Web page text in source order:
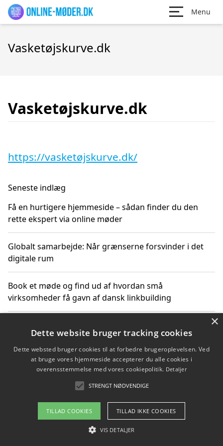
Menu
Vasketøjskurve.dk
Vasketøjskurve.dk
https://vasketøjskurve.dk/
Seneste indlæg
Få en hurtigere hjemmeside – sådan finder du den
rette ekspert via online møder
Globalt samarbejde: Når grænserne forsvinder i det
digitale rum
Book et møde og find ud af hvordan små
virksomheder få gavn af dansk linkbuilding
får du indgår et samarbejde
Hold et møde med en WordPress ekspert og vælg den
mest professionelle til at vedligeholde din løsning
Copyright 2026 - Pilanto Aps
Om / kontakt
×
Dette website bruger tracking cookies
Dette websted bruger cookies til at forbedre brugeroplevelsen. Ved
at bruge vores hjemmeside accepterer du alle cookies i
overensstemmelse med vores cookiepolitik. Detaljer
STRENGT NØDVENDIGE
TILLAD COOKIES TILLAD IKKE COOKIES
VIS DETALJER